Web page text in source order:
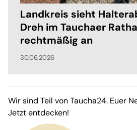
Landkreis sieht
Dreh im Tauchaer
rechtmäßig an
30.06.2026
Wir sind Teil von Taucha24. Euer
Jetzt entdecken!